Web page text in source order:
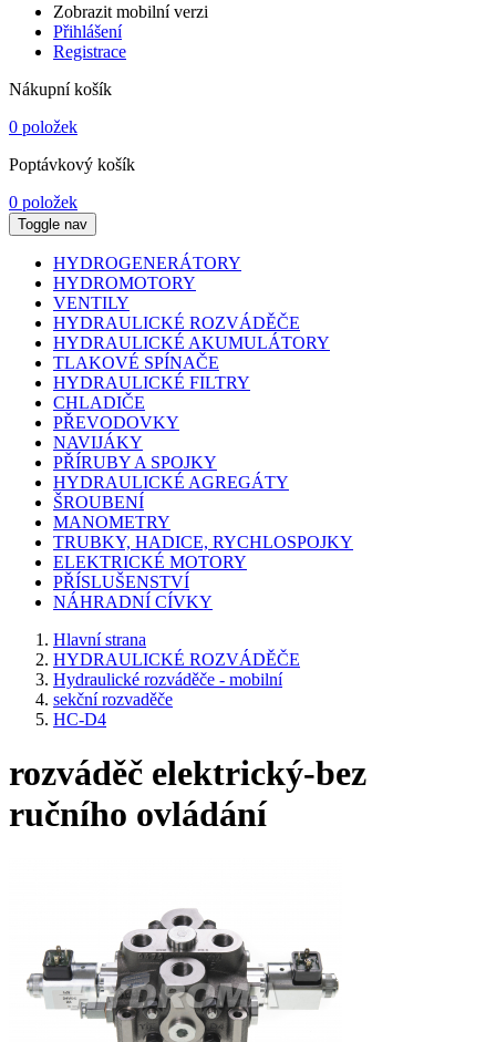
Zobrazit mobilní verzi
Přihlášení
Registrace
Nákupní košík
0 položek
Poptávkový košík
0 položek
Toggle nav
HYDROGENERÁTORY
HYDROMOTORY
VENTILY
HYDRAULICKÉ ROZVÁDĚČE
HYDRAULICKÉ AKUMULÁTORY
TLAKOVÉ SPÍNAČE
HYDRAULICKÉ FILTRY
CHLADIČE
PŘEVODOVKY
NAVIJÁKY
PŘÍRUBY A SPOJKY
HYDRAULICKÉ AGREGÁTY
ŠROUBENÍ
MANOMETRY
TRUBKY, HADICE, RYCHLOSPOJKY
ELEKTRICKÉ MOTORY
PŘÍSLUŠENSTVÍ
NÁHRADNÍ CÍVKY
Hlavní strana
HYDRAULICKÉ ROZVÁDĚČE
Hydraulické rozváděče - mobilní
sekční rozvaděče
HC-D4
rozváděč elektrický-bez
ručního ovládání